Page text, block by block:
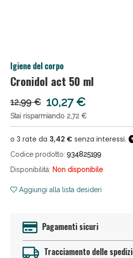
Igiene del corpo
Cronidol act 50 ml
12,99 € 10,27 €
Stai risparmiando 2,72 €
Codice prodotto: 934825199
Disponibilità: Non disponibile
Aggiungi alla lista desideri
Pagamenti sicuri
Tracciamento delle
Salini e Multivitaminici: oggi
Anticellulite e Fanghi: Sconto
oggi!